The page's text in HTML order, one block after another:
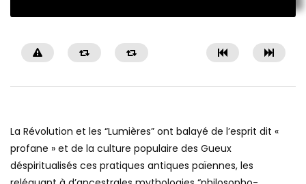
La Révolution et les “Lumières” ont balayé de l’esprit dit «
profane » et de la culture populaire des Gueux
déspiritualisés ces pratiques antiques païennes, les